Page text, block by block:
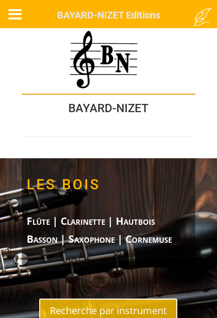
BAYARD-NIZET
LES BOIS
Flûte | Clarinette | Hautbois
Basson | Saxophone | Cornemuse
Recherche par instrument
BAYARD-NIZET Editions